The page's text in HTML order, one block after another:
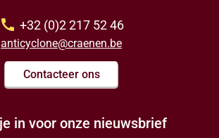
call +32 (0)2 217 52 46
anticyclone@craenen.be
Contacteer ons
in voor onze nieuwsbrief